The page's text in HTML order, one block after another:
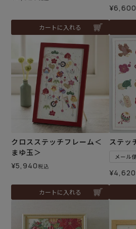
カートに入れる
¥6,600
クロスステッチフレーム＜
まゆ玉＞
¥5,940税込
カートに入れる
ステッ
メール
¥4,620